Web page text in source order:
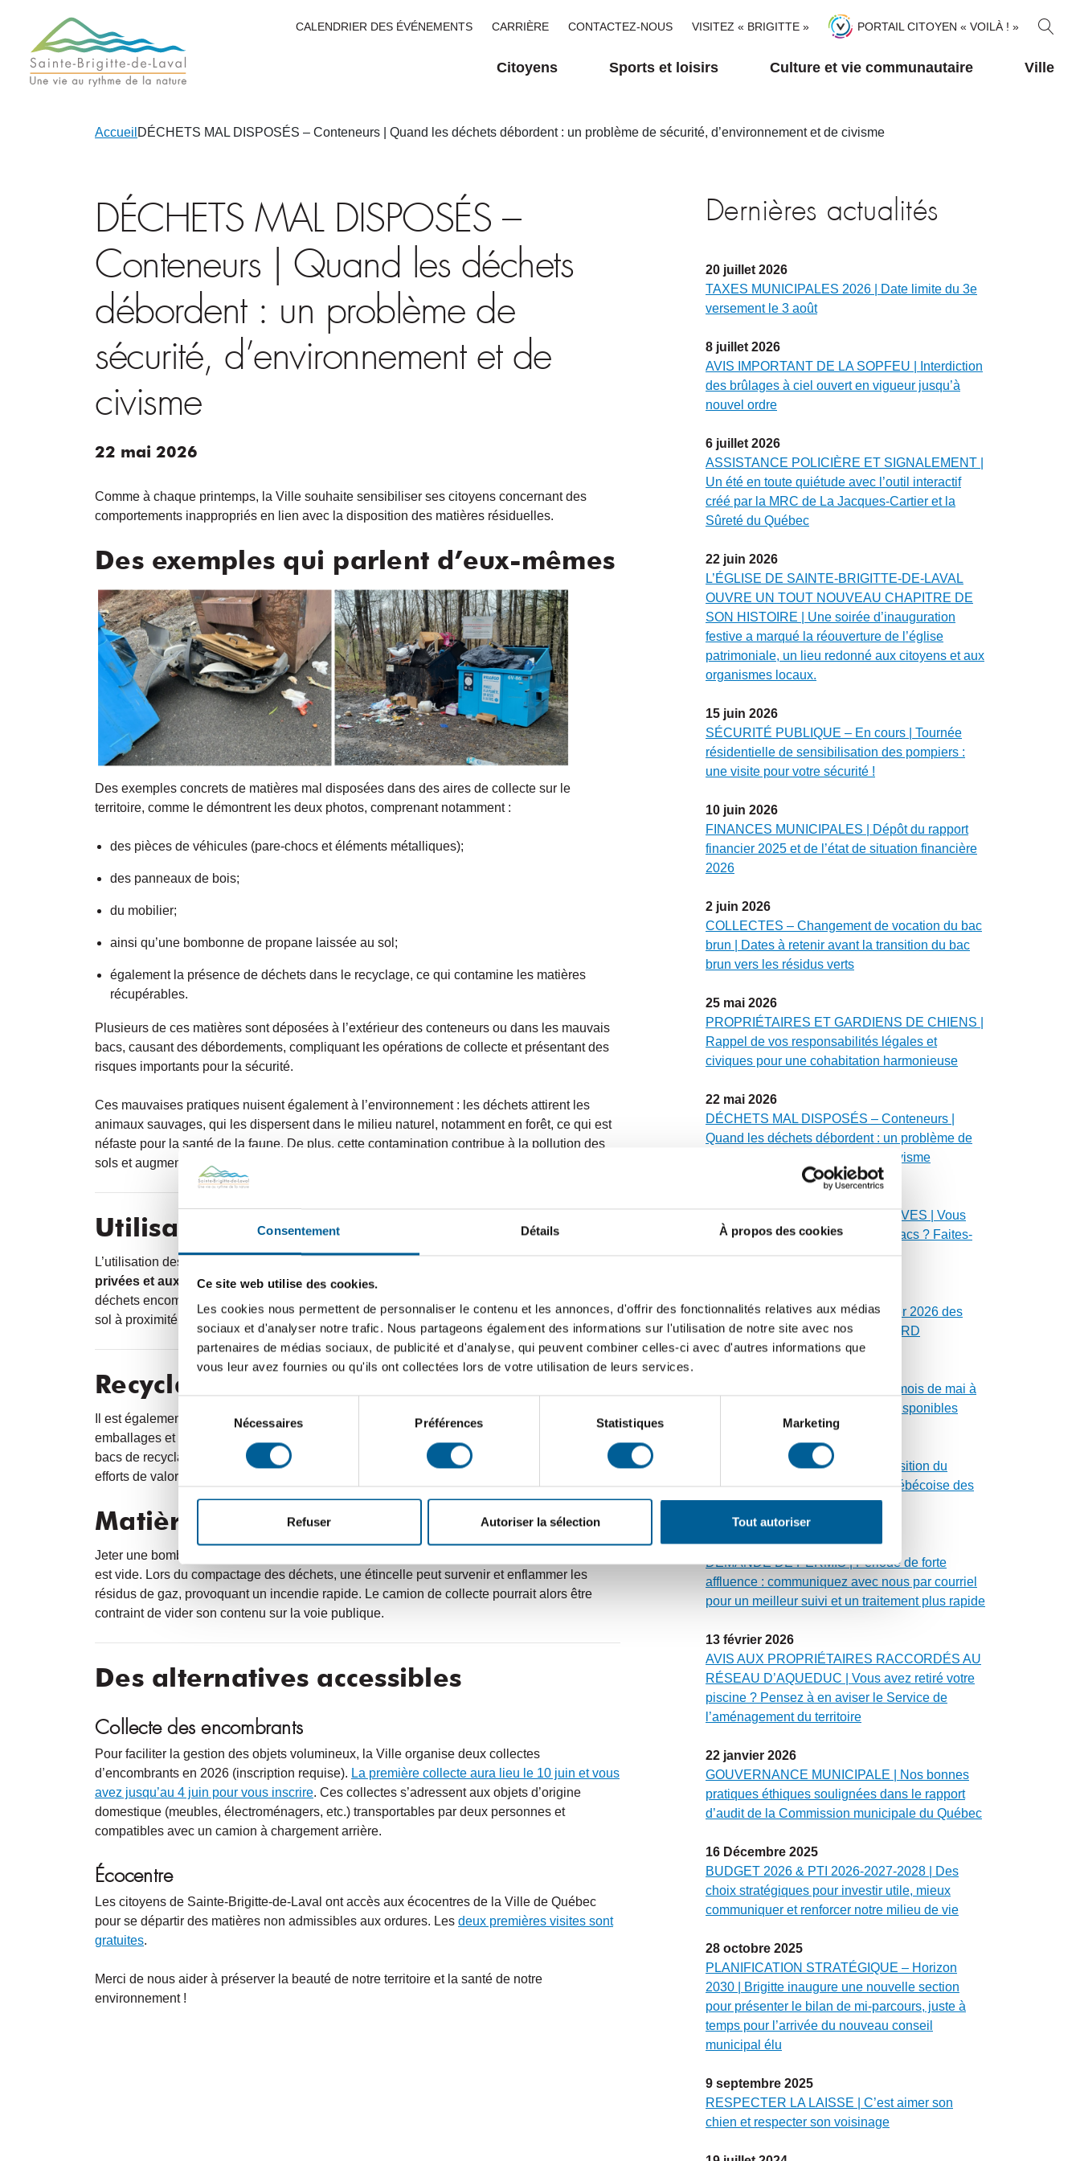
Consentement Détails À propos des cookies
Ce site web utilise des cookies.
Les cookies nous permettent de personnaliser le contenu et les annonces, d'offrir des fonctionnalités relatives aux médias
sociaux et d'analyser notre trafic. Nous partageons également des informations sur l'utilisation de notre site avec nos
partenaires de médias sociaux, de publicité et d'analyse, qui peuvent combiner celles-ci avec d'autres informations que
vous leur avez fournies ou qu'ils ont collectées lors de votre utilisation de leurs services.
consentement
Nécessaires Préférences Statistiques Marketing
Refuser Autoriser la sélection Tout autoriser
CALENDRIER DES ÉVÉNEMENTS CARRIÈRE CONTACTEZ-NOUS VISITEZ « BRIGITTE » PORTAIL CITOYEN « VOILÀ ! »
Citoyens Sports et loisirs Culture et vie communautaire Ville
Accueil DÉCHETS MAL DISPOSÉS – Conteneurs | Quand les déchets débordent : un problème de sécurité, d’environnement et de civisme
DÉCHETS MAL DISPOSÉS –
Conteneurs | Quand les déchets
débordent : un problème de
sécurité, d’environnement et de
civisme
22 mai 2026
Comme à chaque printemps, la Ville souhaite sensibiliser ses citoyens concernant des
comportements inappropriés en lien avec la disposition des matières résiduelles.
Des exemples qui parlent d’eux-mêmes
Des exemples concrets de matières mal disposées dans des aires de collecte sur le
territoire, comme le démontrent les deux photos, comprenant notamment :
des pièces de véhicules (pare-chocs et éléments métalliques);
des panneaux de bois;
du mobilier;
ainsi qu’une bombonne de propane laissée au sol;
également la présence de déchets dans le recyclage, ce qui contamine les matières
récupérables.
Plusieurs de ces matières sont déposées à l’extérieur des conteneurs ou dans les mauvais
bacs, causant des débordements, compliquant les opérations de collecte et présentant des
risques importants pour la sécurité.
Ces mauvaises pratiques nuisent également à l’environnement : les déchets attirent les
animaux sauvages, qui les dispersent dans le milieu naturel, notamment en forêt, ce qui est
néfaste pour la santé de la faune. De plus, cette contamination contribue à la pollution des
sols et augmente les risques d’incendie, particulièrement en période plus sèche.
Utilisation des conteneurs
L’utilisation des conteneurs à déchets est
privées et aux commerçants qu’ils desservent
déchets encombrants ou des matières non conformes, ainsi que de laisser des déchets au
sol à proximité.
Recyclage : éviter la contamination
Il est également interdit de jeter des déchets dans le recyclage. Seuls les contenants, les
emballages et les imprimés sont acceptés. La présence de matières non conformes dans les
bacs de recyclage entraîne la contamination des matières récupérables et compromet les
efforts de valorisation.
Matières dangereuses : tolérance zéro
Jeter une bombonne de propane aux ordures est extrêmement dangereux, même lorsqu’elle
est vide. Lors du compactage des déchets, une étincelle peut survenir et enflammer les
résidus de gaz, provoquant un incendie rapide. Le camion de collecte pourrait alors être
contraint de vider son contenu sur la voie publique.
Des alternatives accessibles
Collecte des encombrants
Pour faciliter la gestion des objets volumineux, la Ville organise deux collectes
d’encombrants en 2026 (inscription requise). La première collecte aura lieu le 10 juin et vous
avez jusqu’au 4 juin pour vous inscrire. Ces collectes s’adressent aux objets d’origine
domestique (meubles, électroménagers, etc.) transportables par deux personnes et
compatibles avec un camion à chargement arrière.
Écocentre
Les citoyens de Sainte-Brigitte-de-Laval ont accès aux écocentres de la Ville de Québec
pour se départir des matières non admissibles aux ordures. Les deux premières visites sont
gratuites.
Merci de nous aider à préserver la beauté de notre territoire et la santé de notre
environnement !
Dernières actualités
20 juillet 2026
TAXES MUNICIPALES 2026 | Date limite du 3e
versement le 3 août
8 juillet 2026
AVIS IMPORTANT DE LA SOPFEU | Interdiction
des brûlages à ciel ouvert en vigueur jusqu’à
nouvel ordre
6 juillet 2026
ASSISTANCE POLICIÈRE ET SIGNALEMENT |
Un été en toute quiétude avec l’outil interactif
créé par la MRC de La Jacques-Cartier et la
Sûreté du Québec
22 juin 2026
L’ÉGLISE DE SAINTE-BRIGITTE-DE-LAVAL
OUVRE UN TOUT NOUVEAU CHAPITRE DE
SON HISTOIRE | Une soirée d’inauguration
festive a marqué la réouverture de l’église
patrimoniale, un lieu redonné aux citoyens et aux
organismes locaux.
15 juin 2026
SÉCURITÉ PUBLIQUE – En cours | Tournée
résidentielle de sensibilisation des pompiers :
une visite pour votre sécurité !
10 juin 2026
FINANCES MUNICIPALES | Dépôt du rapport
financier 2025 et de l’état de situation financière
2026
2 juin 2026
COLLECTES – Changement de vocation du bac
brun | Dates à retenir avant la transition du bac
brun vers les résidus verts
25 mai 2026
PROPRIÉTAIRES ET GARDIENS DE CHIENS |
Rappel de vos responsabilités légales et
civiques pour une cohabitation harmonieuse
22 mai 2026
DÉCHETS MAL DISPOSÉS – Conteneurs |
Quand les déchets débordent : un problème de
sécurité, d’environnement et de civisme
DÉPLOIEMENT DES SACS MAUVES | Vous
n’avez pas reçu vos rouleaux de sacs ? Faites-
nous signe !
FOSSES SEPTIQUES | Calendrier 2026 des
vidanges de fosses du secteur NORD
CALENDRIER MUNICIPAL | Les mois de mai à
décembre 2026 sont maintenant disponibles
ÉVALUATION FONCIÈRE | Acquisition du
Groupe Altus par la Fédération québécoise des
municipalités
23 avril 2026
DEMANDE DE PERMIS | Période de forte
affluence : communiquez avec nous par courriel
pour un meilleur suivi et un traitement plus rapide
13 février 2026
AVIS AUX PROPRIÉTAIRES RACCORDÉS AU
RÉSEAU D’AQUEDUC | Vous avez retiré votre
piscine ? Pensez à en aviser le Service de
l’aménagement du territoire
22 janvier 2026
GOUVERNANCE MUNICIPALE | Nos bonnes
pratiques éthiques soulignées dans le rapport
d’audit de la Commission municipale du Québec
16 Décembre 2025
BUDGET 2026 & PTI 2026-2027-2028 | Des
choix stratégiques pour investir utile, mieux
communiquer et renforcer notre milieu de vie
28 octobre 2025
PLANIFICATION STRATÉGIQUE – Horizon
2030 | Brigitte inaugure une nouvelle section
pour présenter le bilan de mi-parcours, juste à
temps pour l’arrivée du nouveau conseil
municipal élu
9 septembre 2025
RESPECTER LA LAISSE | C’est aimer son
chien et respecter son voisinage